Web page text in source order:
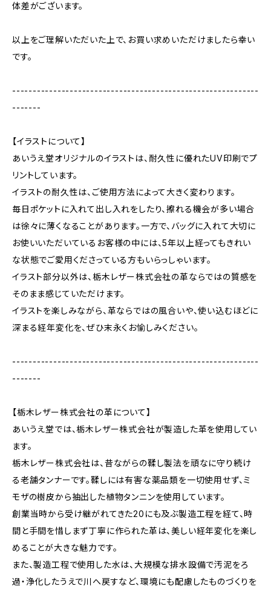
体差がございます。
以上をご理解いただいた上で、お買い求めいただけましたら幸い
です。
------------------------------------------------------------
-------
【イラストについて】
あいうえ堂オリジナルのイラストは、耐久性に優れたUV印刷でプ
リントしています。
イラストの耐久性は、ご使用方法によって大きく変わります。
毎日ポケットに入れて出し入れをしたり、擦れる機会が多い場合
は徐々に薄くなることがあります。一方で、バッグに入れて大切に
お使いいただいているお客様の中には、5年以上経ってもきれい
な状態でご愛用くださっている方もいらっしゃいます。
イラスト部分以外は、栃木レザー株式会社の革ならではの質感を
そのまま感じていただけます。
イラストを楽しみながら、革ならではの風合いや、使い込むほどに
深まる経年変化を、ぜひ末永くお愉しみください。
------------------------------------------------------------
-------
【栃木レザー株式会社の革について】
あいうえ堂では、栃木レザー株式会社が製造した革を使用してい
ます。
栃木レザー株式会社は、昔ながらの鞣し製法を頑なに守り続け
る老舗タンナーです。鞣しには有害な薬品類を一切使用せず、ミ
モザの樹皮から抽出した植物タンニンを使用しています。
創業当時から受け継がれてきた20にも及ぶ製造工程を経て、時
間と手間を惜しまず丁寧に作られた革は、美しい経年変化を楽し
めることが大きな魅力です。
また、製造工程で使用した水は、大規模な排水設備で汚泥をろ
過・浄化したうえで川へ戻すなど、環境にも配慮したものづくりを